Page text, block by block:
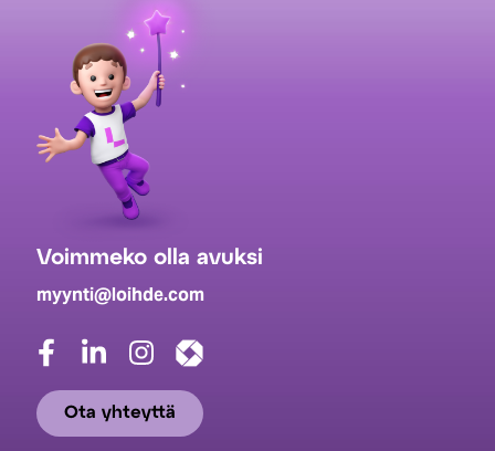
Voimmeko olla avuksi
myynti@loihde.com
Ota yhteyttä